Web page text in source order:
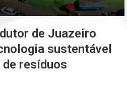
de Juazeiro
sustentável
resíduos